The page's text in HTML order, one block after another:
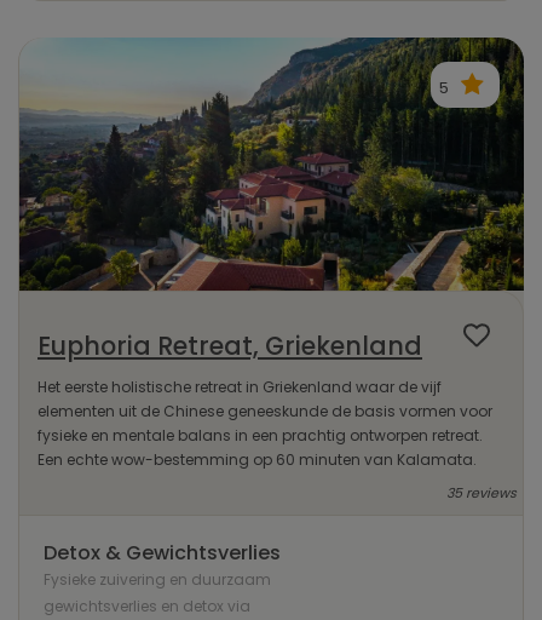
5
Euphoria Retreat, Griekenland
Het eerste holistische retreat in Griekenland waar de vijf
elementen uit de Chinese geneeskunde de basis vormen voor
fysieke en mentale balans in een prachtig ontworpen retreat.
Een echte wow-bestemming op 60 minuten van Kalamata.
35 reviews
Detox & Gewichtsverlies
Fysieke zuivering en duurzaam
gewichtsverlies en detox via